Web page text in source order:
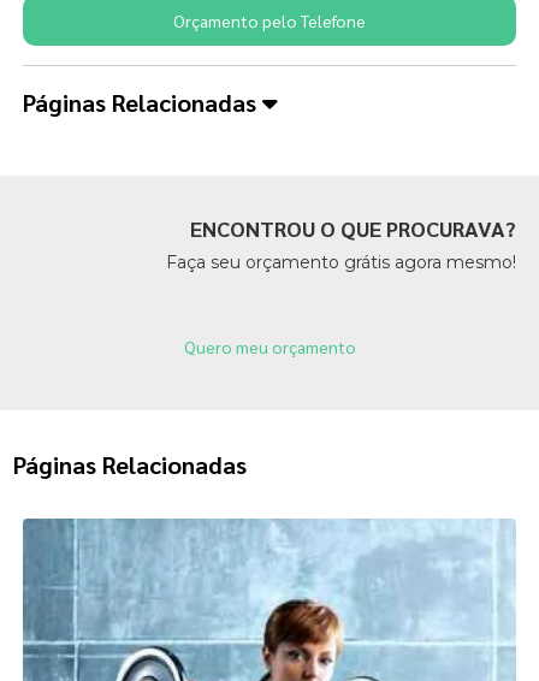
Orçamento pelo Telefone
Páginas Relacionadas
ENCONTROU O QUE PROCURAVA?
Faça seu orçamento grátis agora mesmo!
Quero meu orçamento
Páginas Relacionadas